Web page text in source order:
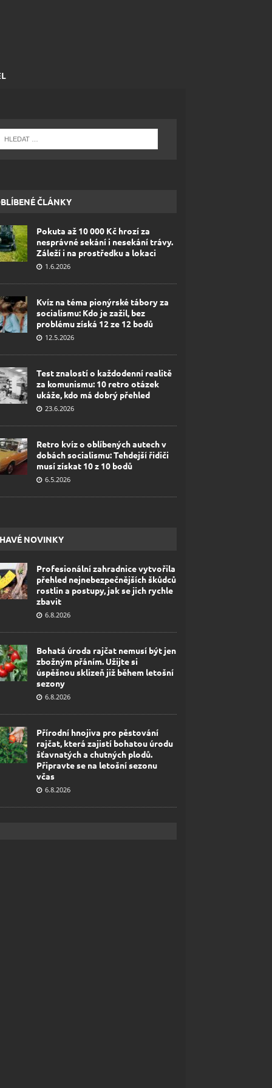
ČLÁNKY
Pokuta až 10 000 Kč hrozí za
nesprávné sekání i nesekání trávy.
Záleží i na prostředku a lokaci
1.6.2026
Kvíz na téma pionýrské tábory za
socialismu: Kdo je zažil, bez
problému získá 12 ze 12 bodů
12.5.2026
Test znalostí o každodenní realitě
za komunismu: 10 retro otázek
ukáže, kdo má dobrý přehled
23.6.2026
Retro kvíz o oblíbených autech v
dobách socialismu: Tehdejší řidiči
musí získat 10 z 10 bodů
6.5.2026
NOVINKY
Profesionální zahradnice vytvořila
přehled nejnebezpečnějších škůdců
rostlin a postupy, jak se jich rychle
zbavit
6.8.2026
Bohatá úroda rajčat nemusí být jen
zbožným přáním. Užijte si
úspěšnou sklizeň již během letošní
sezony
6.8.2026
Přírodní hnojiva pro pěstování
rajčat, která zajistí bohatou úrodu
šťavnatých a chutných plodů.
Připravte se na letošní sezonu
včas
6.8.2026